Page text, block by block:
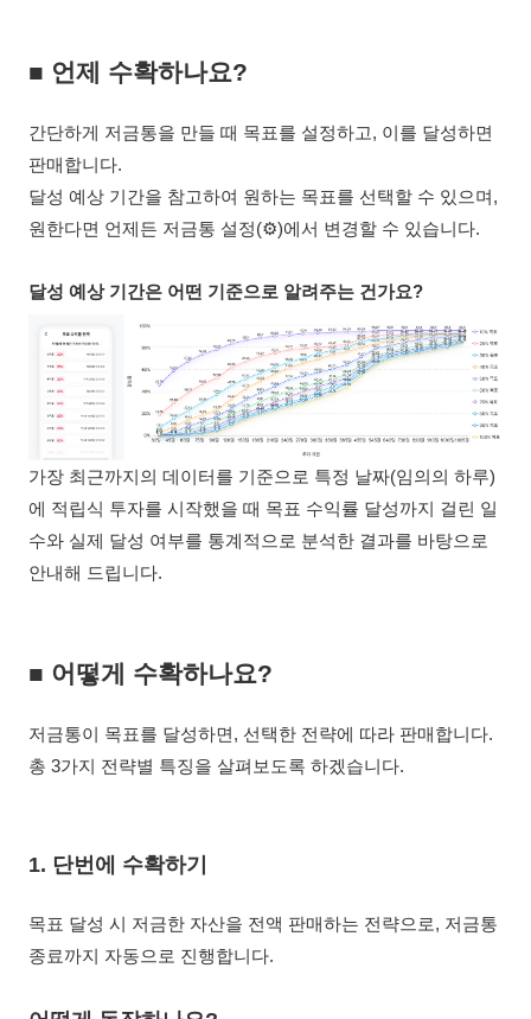
■ 언제 수확하나요?
간단하게 저금통을 만들 때 목표를 설정하고, 이를 달성하면
판매합니다.
달성 예상 기간을 참고하여 원하는 목표를 선택할 수 있으며,
원한다면 언제든 저금통 설정(⚙️)에서 변경할 수 있습니다.
달성 예상 기간은 어떤 기준으로 알려주는 건가요?
가장 최근까지의 데이터를 기준으로 특정 날짜(임의의 하루)
에 적립식 투자를 시작했을 때 목표 수익률 달성까지 걸린 일
수와 실제 달성 여부를 통계적으로 분석한 결과를 바탕으로
안내해 드립니다.
■ 어 떻게 수확하나요?
저금통이 목표를 달성하면, 선택한 전략에 따라 판매합니다.
총 3가지 전략별 특징을 살펴보도록 하겠습니다.
1. 단번에 수확하기
목표 달성 시 저금한 자산을 전액 판매하는 전략으로, 저금통
종료까지 자동으로 진행합니다.